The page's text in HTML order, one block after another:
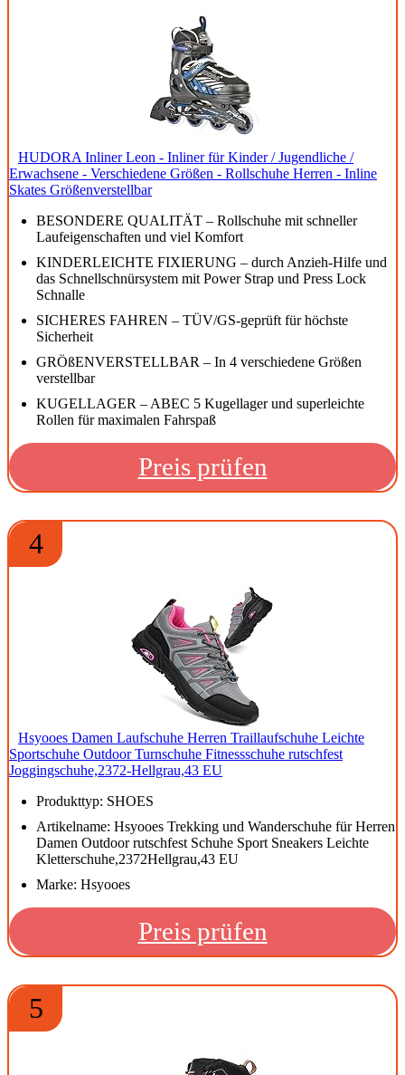
HUDORA Inliner Leon - Inliner für Kinder / Jugendliche /
Erwachsene - Verschiedene Größen - Rollschuhe Herren - Inline
Skates Größenverstellbar
BESONDERE QUALITÄT – Rollschuhe mit schneller
Laufeigenschaften und viel Komfort
KINDERLEICHTE FIXIERUNG – durch Anzieh-Hilfe und
das Schnellschnürsystem mit Power Strap und Press Lock
Schnalle
SICHERES FAHREN – TÜV/GS-geprüft für höchste
Sicherheit
GRÖßENVERSTELLBAR – In 4 verschiedene Größen
verstellbar
KUGELLAGER – ABEC 5 Kugellager und superleichte
Rollen für maximalen Fahrspaß
Preis prüfen
4
Hsyooes Damen Laufschuhe Herren Traillaufschuhe Leichte
Sportschuhe Outdoor Turnschuhe Fitnessschuhe rutschfest
Joggingschuhe,2372-Hellgrau,43 EU
Produkttyp: SHOES
Artikelname: Hsyooes Trekking und Wanderschuhe für Herren
Damen Outdoor rutschfest Schuhe Sport Sneakers Leichte
Kletterschuhe,2372Hellgrau,43 EU
Marke: Hsyooes
Preis prüfen
5